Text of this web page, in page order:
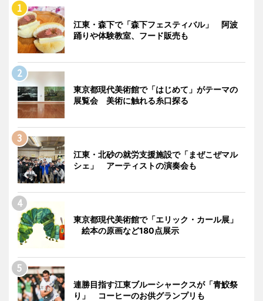
江東・森下で「森下フェスティバル」 阿波
踊りや体験教室、フード販売も
東京都現代美術館で「はじめて」がテーマの
展覧会 美術に触れる糸口探る
江東・北砂の就労支援施設で「まぜこぜマル
シェ」 アーティストの演奏会も
東京都現代美術館で「エリック・カール展」
絵本の原画など180点展示
連勝目指す江東ブルーシャークスが「青鮫祭
り」 コーヒーのお供グランプリも